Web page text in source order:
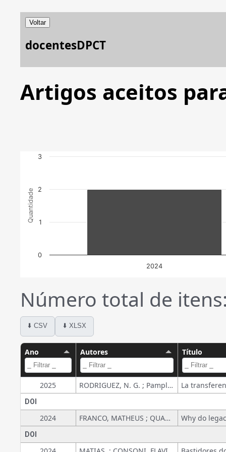
Voltar
docentesDPCT
Artigos aceitos
Quantidade
2024
0
1
2
3
Número total de
⬇️ CSV ⬇️ XLSX
Ano Autores Título
2025 RODRIGUEZ, N. G. ; Pamplona da Costa, Janaina
DOI
2024 FRANCO, MATHEUS ; QUADROS, RUY ; MINATOGAWA, VINICIUS ; CLAUSS, T.
DOI